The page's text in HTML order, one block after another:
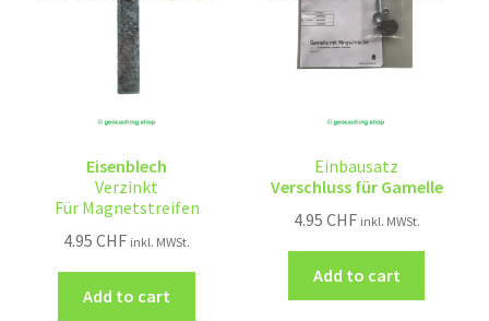
Eisenblech
Verzinkt
Für Magnetstreifen
4.95CHF inkl. MWSt.
Add to cart
Einbausatz
Verschluss für Gamelle
4.95 CHF inkl. MWSt.
Add to cart